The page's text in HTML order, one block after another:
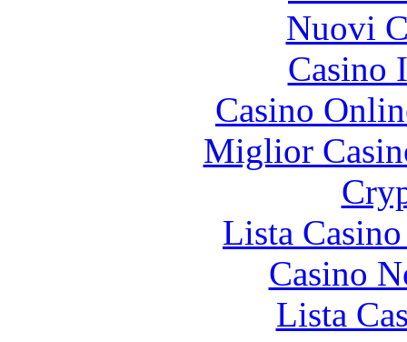
Nuovi
Casino
Casino
Miglior
Lista
Casino
Lista